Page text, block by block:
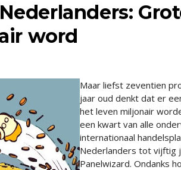
word
Maar liefst zeventien
jaar oud denkt dat er
het leven miljonair
een kwart van alle
internationaal
Nederlanders tot vijftig
Panelwizard. Ondanks